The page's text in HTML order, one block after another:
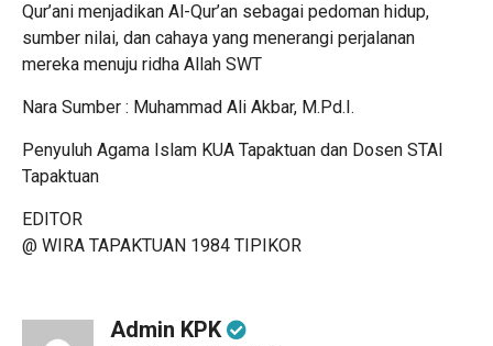
Qur’ani menjadikan Al-Qur’an sebagai pedoman hidup,
sumber nilai, dan cahaya yang menerangi perjalanan
mereka menuju ridha Allah SWT
Nara Sumber : Muhammad Ali Akbar, M.Pd.I.
Penyuluh Agama Islam KUA Tapaktuan dan Dosen STAI
Tapaktuan
EDITOR
@ WIRA TAPAKTUAN 1984 TIPIKOR
Admin KPK